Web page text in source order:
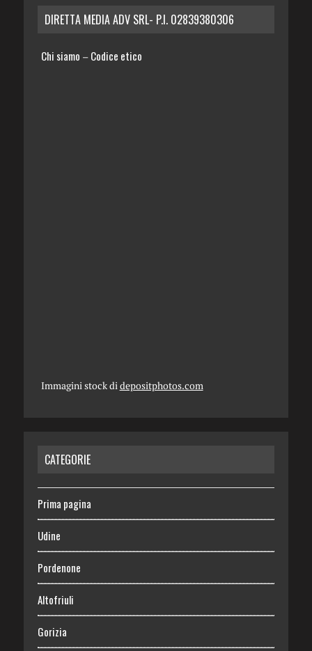
DIRETTA MEDIA ADV SRL- P.I. 02839380306
Chi siamo – Codice etico
Immagini stock didepositphotos.com
CATEGORIE
Prima pagina
Udine
Pordenone
Altofriuli
Gorizia